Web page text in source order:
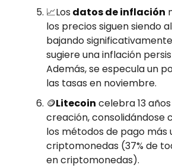
📈Los datos de inflación
los precios siguen siendo
bajando
sugiere una inflación
Además, se especula un
las tasas en noviembre.
🪙Litecoin celebra 13
creación, consolidándose
los métodos de pago más
criptomonedas (37% de
en criptomonedas).